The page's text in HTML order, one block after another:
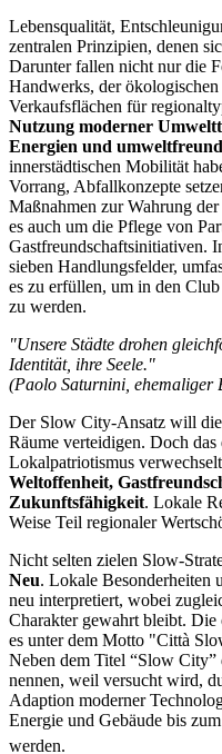
Lebensqualität,
zentralen Prinzipien, denen
Darunter fallen nicht nur die
Handwerks, der
Verkaufsflächen für
Nutzung moderner
Energien und
innerstädtischen Mobilität
Vorrang, Abfallkonzepte
Maßnahmen zur Wahrung
es auch um die Pflege von
Gastfreundschaftsinitiativen.
sieben Handlungsfelder,
es zu erfüllen, um in den
zu werden.
"Unsere Städte drohen
Identität, ihre Seele."
(Paolo Saturnini, ehemaliger
Der Slow City-Ansatz will
Räume verteidigen. Doch
Lokalpatriotismus
Weltoffenheit,
Zukunftsfähigkeit. Lokale
Weise Teil regionaler
Nicht selten zielen Slow-
Neu. Lokale Besonderheiten
neu interpretiert, wobei
Charakter gewahrt bleibt. Die
es unter dem Motto "Città
Neben dem Titel “Slow
nennen, weil versucht wird,
Adaption moderner
Energie und Gebäude bis
werden.